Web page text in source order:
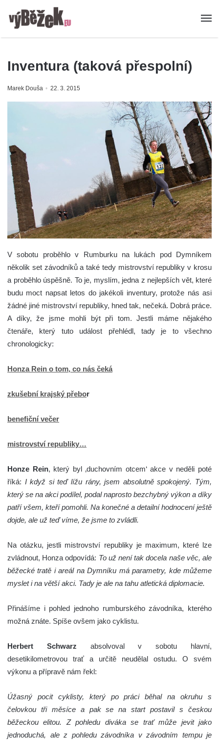
Inventura (taková přespolní)
Marek Douša 22. 3. 2015
V sobotu proběhlo v Rumburku na lukách pod Dymníkem
několik set závodníků a také tedy mistrovství republiky v krosu
a proběhlo úspěšně. To je, myslím, jedna z nejlepších vět, které
budu moct napsat letos do jakékoli inventury, protože nás asi
žádné jiné mistrovství republiky, hned tak, nečeká. Dobrá práce.
A díky, že jsme mohli být při tom. Jestli máme nějakého
čtenáře, který tuto událost přehlédl, tady je to všechno
chronologicky:
Honza Rein o tom, co nás čeká
zkušební krajský přebor
benefiční večer
mistrovství republiky…
Honze Rein, který byl ‚duchovním otcem‘ akce v neděli poté
říká: I když si teď lížu rány, jsem absolutně spokojený. Tým,
který se na akci podílel, podal naprosto bezchybný výkon a díky
patří všem, kteří pomohli. Na konečné a detailní hodnocení ještě
dojde, ale už teď víme, že jsme to zvládli.
Na otázku, jestli mistrovství republiky je maximum, které lze
zvládnout, Honza odpovídá: To už není tak docela naše věc, ale
běžecké tratě i areál na Dymníku má parametry, kde můžeme
myslet i na větší akci. Tady je ale na tahu atletická diplomacie.
Přinášíme i pohled jednoho rumburského závodníka, kterého
možná znáte. Spíše ovšem jako cyklistu.
Herbert Schwarz absolvoval v sobotu hlavní,
desetikilometrovou trať a určitě neudělal ostudu. O svém
výkonu a přípravě nám řekl:
Úžasný pocit cyklisty, který po práci běhal na okruhu s
čelovkou tři měsíce a pak se na start postavil s českou
běžeckou elitou. Z pohledu diváka se trať může jevit jako
jednoduchá, ale z pohledu závodníka v závodním tempu je